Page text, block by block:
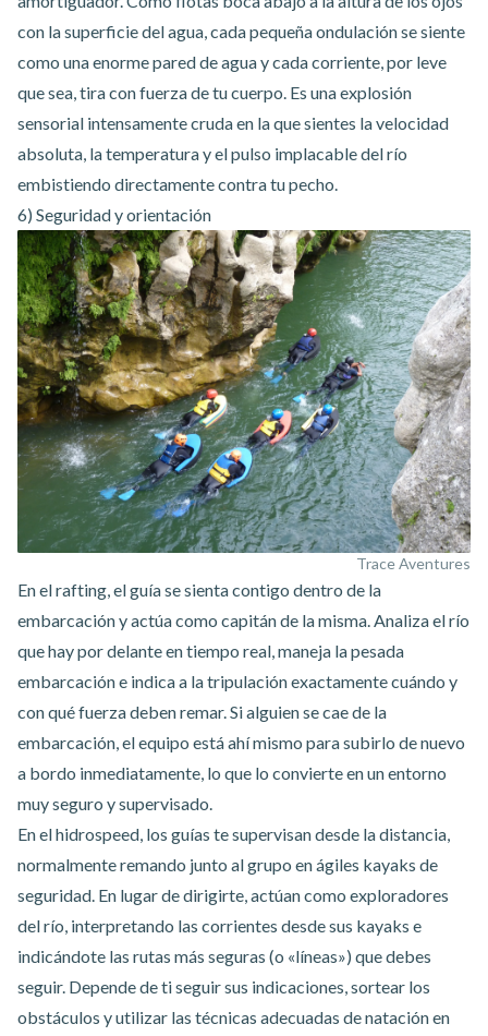
con la superficie del agua, cada pequeña ondulación se siente
como una enorme pared de agua y cada corriente, por leve
que sea, tira con fuerza de tu cuerpo. Es una explosión
sensorial intensamente cruda en la que sientes la velocidad
absoluta, la temperatura y el pulso implacable del río
embistiendo directamente contra tu pecho.
6) Seguridad y orientación
Trace Aventures
En el rafting, el guía se sienta contigo dentro de la
embarcación y actúa como capitán de la misma. Analiza el río
que hay por delante en tiempo real, maneja la pesada
embarcación e indica a la tripulación exactamente cuándo y
con qué fuerza deben remar. Si alguien se cae de la
embarcación, el equipo está ahí mismo para subirlo de nuevo
a bordo inmediatamente, lo que lo convierte en un entorno
muy seguro y supervisado.
En el hidrospeed, los guías te supervisan desde la distancia,
normalmente remando junto al grupo en ágiles kayaks de
seguridad. En lugar de dirigirte, actúan como exploradores
del río, interpretando las corrientes desde sus kayaks e
indicándote las rutas más seguras (o «líneas») que debes
seguir. Depende de ti seguir sus indicaciones, sortear los
obstáculos y utilizar las técnicas adecuadas de natación en